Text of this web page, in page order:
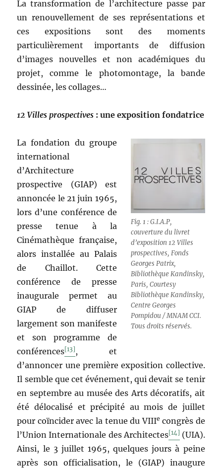
La transformation de l’architecture passe par
un renouvellement de ses représentations et
ces expositions sont des moments
particulièrement importants de diffusion
d’images nouvelles et non académiques du
projet, comme le photomontage, la bande
dessinée, les collages…
12 Villes prospectives : une exposition fondatrice
Fig. 1 : G.I.A.P,
couverture du livret
d’exposition 12 Villes
prospectives, Fonds
Georges Patrix,
Bibliothèque Kandinsky,
Paris, Courtesy
Bibliothèque Kandinsky,
Centre Georges
Pompidou / MNAM CCI.
Tous droits réservés.
La fondation du groupe
international
d’Architecture
prospective (GIAP) est
annoncée le 21 juin 1965,
lors d’une conférence de
presse tenue à la
Cinémathèque française,
alors installée au Palais
de Chaillot. Cette
conférence de presse
inaugurale permet au
GIAP de diffuser
largement son manifeste
et son programme de
conférences[13], et
d’annoncer une première exposition collective.
Il semble que cet événement, qui devait se tenir
en septembre au musée des Arts décoratifs, ait
été délocalisé et précipité au mois de juillet
pour coïncider avec la tenue du VIIIe congrès de
l’Union Internationale des Architectes[14] (UIA).
Ainsi, le 3 juillet 1965, quelques jours à peine
après son officialisation, le (GIAP) inaugure